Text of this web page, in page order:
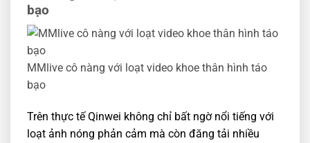
bạo
MMlive cô nàng với loạt video khoe thân hình táo
bạo
Trên thực tế Qinwei không chỉ bất ngờ nổi tiếng với
loạt ảnh nóng phản cảm mà còn đăng tải nhiều